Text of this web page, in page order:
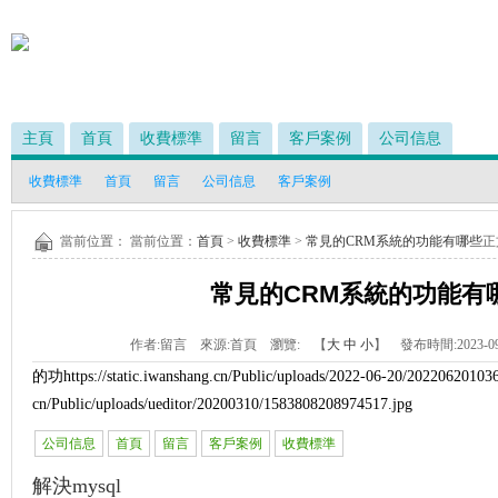
主頁 首頁 收費標準 留言 客戶案例 公司信息
收費標準 首頁 留言 公司信息 客戶案例
當前位置： 當前位置： 首頁 > 收費標準 > 常見的CRM系統的功能有哪些
常見的CRM系統的功能有
作者:留言來源:首頁瀏覽:【 大 中 小】 發布時間:2023-
的功https://static.iwanshang.cn/Public/uploads/2022-06-20/
cn/Public/uploads/ueditor/20200310/1583808208974517.jpg
公司信息 首頁 留言 客戶案例 收費標準
解決mysql